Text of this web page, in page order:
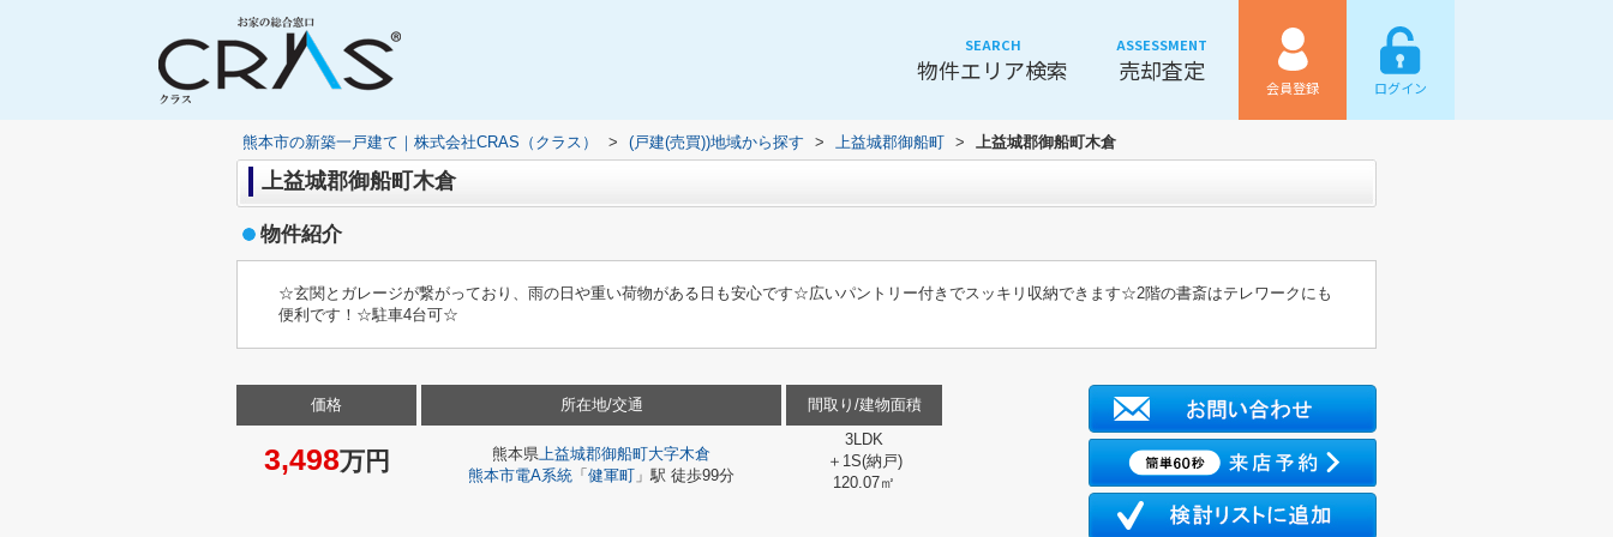
SEARCH
物件エリア検索
ASSESSMENT
売却査定
会員登録 ログイン
熊本市の新築一戸建て｜株式会社CRAS（クラス） > (戸建(売買))地域から探す > 上益城郡御船町 > 上益城郡御船町木倉
上益城郡御船町木倉
物件紹介
☆玄関とガレージが繋がっており、雨の日や重い荷物がある日も安心です☆広いパントリー付きでスッキリ収納できます☆2階の書斎はテレワークにも
便利です！☆駐車4台可☆
価格
3,498万円
所在地/交通
熊本県上益城郡御船町大字木倉
熊本市電A系統 「 健軍町 」駅 徒歩99分
間取り/建物面積
3LDK
＋1S(納戸)
120.07㎡